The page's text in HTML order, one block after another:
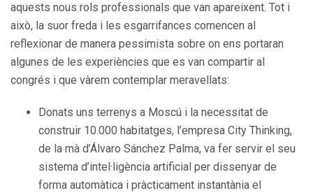
aquests nous rols professionals que van apareixent. Tot i
això, la suor freda i les esgarrifances comencen al
reflexionar de manera pessimista sobre on ens portaran
algunes de les experiències que es van compartir al
congrés i que vàrem contemplar meravellats:
Donats uns terrenys a Moscú i la necessitat de
construir 10.000 habitatges, l’empresa City Thinking,
de la mà d’Álvaro Sánchez Palma, va fer servir el seu
sistema d’intel·ligència artificial per dissenyar de
forma automàtica i pràcticament instantània el